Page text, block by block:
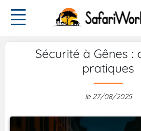
Sécurité à Gênes :
pratiques
le 27/08/2025